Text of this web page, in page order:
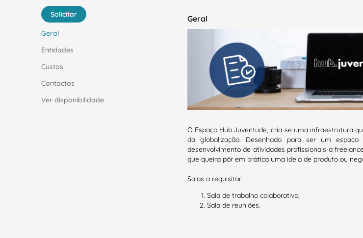
Solicitar
Geral
Entidades
Custos
Contactos
Ver disponibilidade
Geral
O Espaço Hub.Juventude, cria-se uma infraestrutura
da globalização. Desenhado para ser um
desenvolvimento de atividades profissionais a
que queira pôr em prática uma ideia de produto ou
Salas a requisitar:
Sala de trabalho colaborativo;
Sala de reuniões.